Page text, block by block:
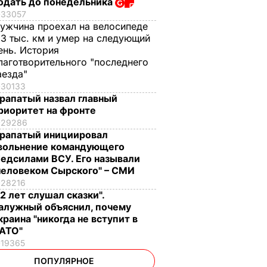
33057
проехал на велосипеде
тыс. км и умер на следующий
История
"последнего
30133
назвал главный
на фронте
29286
инициировал
командующего
ВСУ. Его называли
Сырского" – СМИ
28216
лет слушал сказки".
объяснил, почему
"никогда не вступит в
19365
ПОПУЛЯРНОЕ